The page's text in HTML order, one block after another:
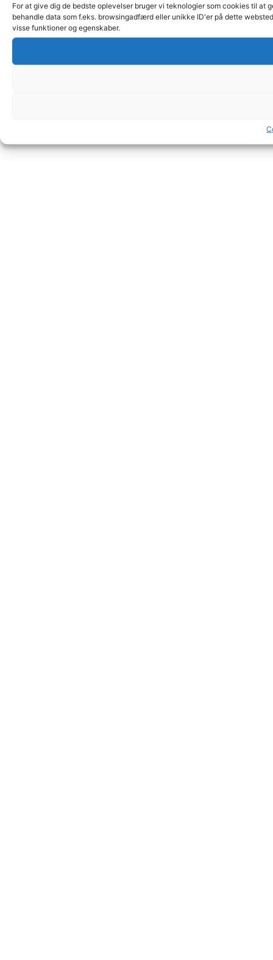
For at give dig de bedste oplevelser bruger vi teknologier som cookies til
behandle data som f.eks. browsingadfærd eller unikke ID'er på dette
visse funktioner og egenskaber.